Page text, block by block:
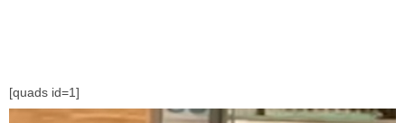
[quads id=1]